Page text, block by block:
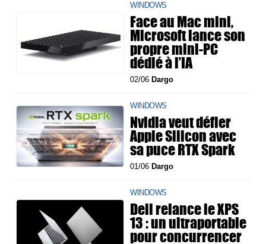
WINDOWS
Face au Mac mini,
Microsoft lance son
propre mini-PC
dédié à l’IA
02/06 Dargo
WINDOWS
Nvidia veut défier
Apple Silicon avec
sa puce RTX Spark
01/06 Dargo
WINDOWS
Dell relance le XPS
13 : un ultraportable
pour concurrencer